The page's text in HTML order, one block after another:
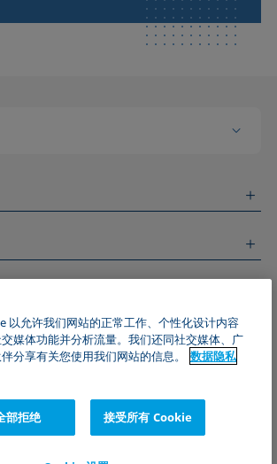
以允许我们网站的正常工作、个性化设计内容
媒体功能并分析流量。我们还同社交媒体、广
分享有关您使用我们网站的信息。
数据隐私
部拒绝 接受所有 Cookie